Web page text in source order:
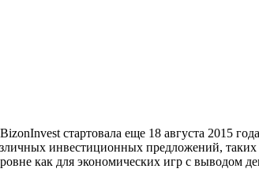
стартовала еще 18 августа 2015
инвестиционных предложений,
как для экономических игр с выводом